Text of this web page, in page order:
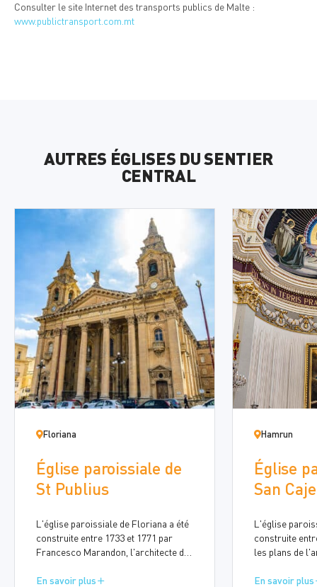
Consulter le site Internet des transports publics de Malte :
www.publictransport.com.mt
AUTRES ÉGLISES DU SENTIER
CENTRAL
Floriana
Église paroissiale de
St Publius
L'église paroissiale de Floriana a été
construite entre 1733 et 1771 par
Francesco Marandon, l'architecte de
l'architecte maltais Giuseppe Bonnici
En savoir plus
Hamrun
Église
San
L'église
construite
les plans de
oratoire a été
En savoir plus